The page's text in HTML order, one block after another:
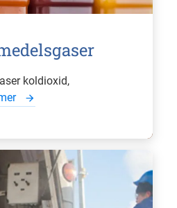
koldioxid,